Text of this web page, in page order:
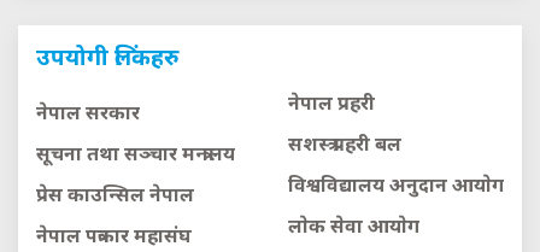
उपयोगी लिंकहरु
नेपाल सरकार
सूचना तथा सञ्चार मन्त्रालय
प्रेस काउन्सिल नेपाल
नेपाल पत्रकार महासंघ
नेपाल प्रहरी
सशस्त्र प्रहरी बल
विश्वविद्यालय अनुदान आयाेग
लाेक सेवा आयाेग